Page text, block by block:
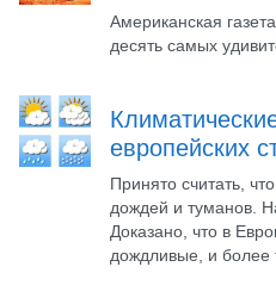
Американская
десять самых
европейских
Принято считать,
дождей и туманов.
Доказано, что в
дождливые, и более